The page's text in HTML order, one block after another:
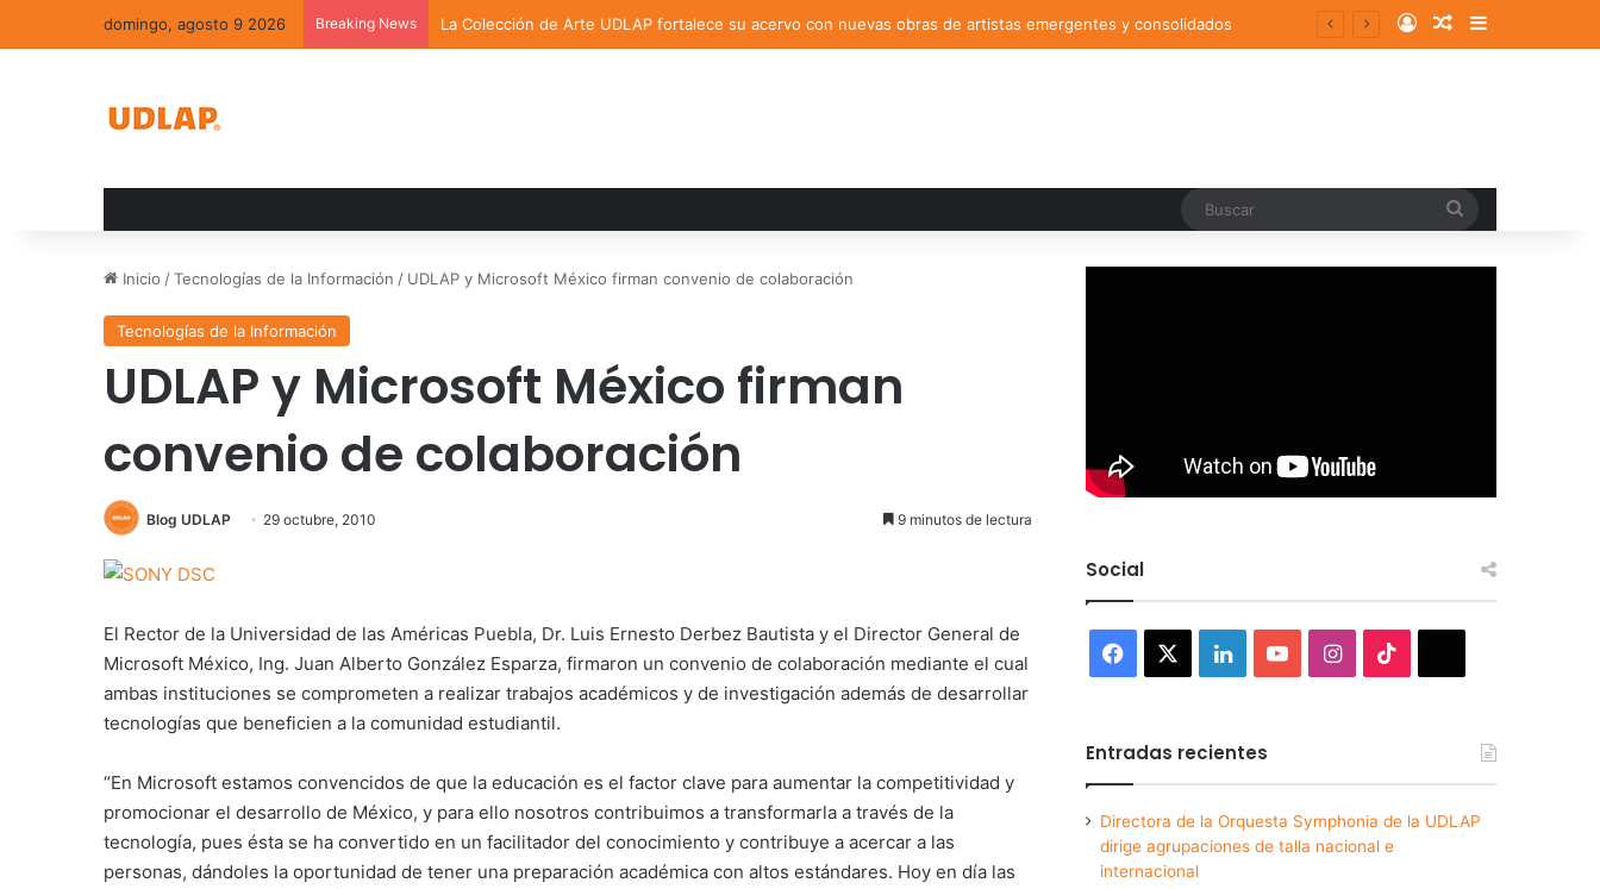
domingo, agosto 9 2026 Breaking News Académica UDLAP asesora un proyecto que creará dispositivo capaz de clasificar episodios ansioso-depresivos Log InRandom Article
Sidebar
Inicio /Tecnologías de la Información / UDLAP y Microsoft México firman convenio de colaboración
Tecnologías de la Información
UDLAP y Microsoft México firman
convenio de colaboración
Blog UDLAP 29 octubre, 2010 9 minutos de lectura
El Rector de la Universidad de las Américas Puebla, Dr. Luis Ernesto Derbez Bautista y el Director General de
Microsoft México, Ing. Juan Alberto González Esparza, firmaron un convenio de colaboración mediante el cual
ambas instituciones se comprometen a realizar trabajos académicos y de investigación además de desarrollar
tecnologías que beneficien a la comunidad estudiantil.
“En Microsoft estamos convencidos de que la educación es el factor clave para aumentar la competitividad y
promocionar el desarrollo de México, y para ello nosotros contribuimos a transformarla a través de la
tecnología, pues ésta se ha convertido en un facilitador del conocimiento y contribuye a acercar a las
personas, dándoles la oportunidad de tener una preparación académica con altos estándares. Hoy en día las
Social
Facebook LinkedInYouTubeInstagram
Entradas recientes
Directora de la Orquesta Symphonia de la UDLAP
dirige agrupaciones de talla nacional e
internacional